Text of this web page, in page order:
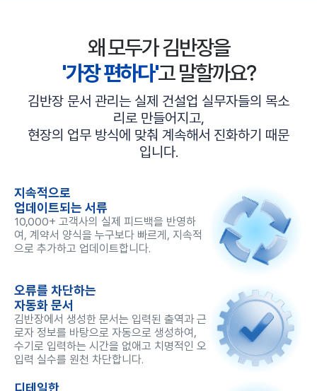
왜 모두가 김반장을
'가장 편하다'고 말할까요?
김반장 문서 관리는 실제 건설업 실무자들의 목소
리로 만들어지고,
현장의 업무 방식에 맞춰 계속해서 진화하기 때문
입니다.
지속적으로
업데이트되는 서류
10,000+ 고객사의 실제 피드백을 반영하
여, 계약서 양식을 누구보다 빠르게, 지속적
으로 추가하고 업데이트합니다.
오류를 차단하는
자동화 문서
김반장에서 생성한 문서는 입력된 출역과 근
로자 정보를 바탕으로 자동으로 생성하여,
수기로 입력하는 시간을 없애고 치명적인 오
입력 실수를 원천 차단합니다.
디테일한